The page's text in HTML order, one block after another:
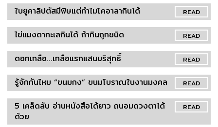
READ
ใบยูคาลิปตัสมีพิษแต่ทำไมโคอาลากินได้
READ
ไข่แมงดาทะเลกินได้ ถ้ากินถูกชนิด
READ
ดอกเกลือ...เกลือแรกแสนบริสุทธิ์
READ
รู้จักกันไหม “ขนมกง” ขนมโบราณในงานมงคล
READ
5 เคล็ดลับ อ่านหนังสือได้ยาว ถนอมดวงตาได้
ด้วย